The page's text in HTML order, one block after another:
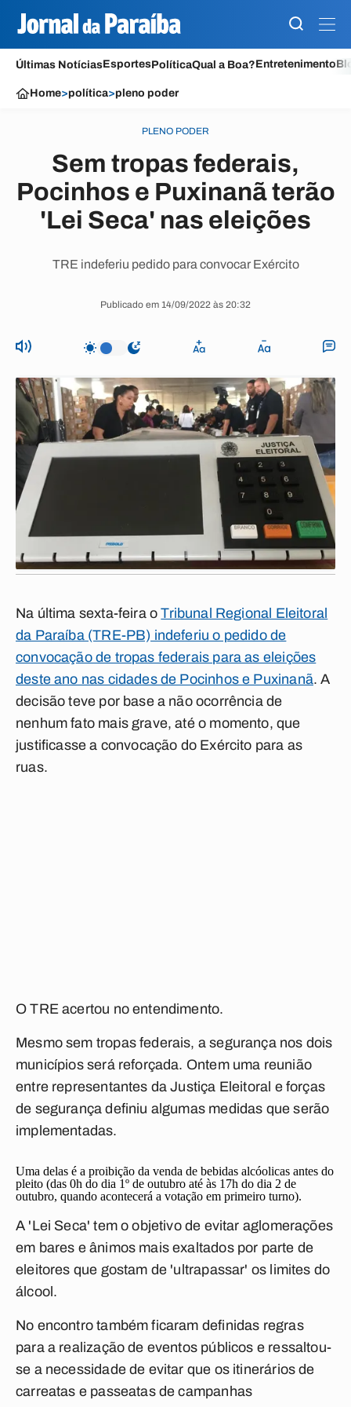
Últimas NotíciasEsportesPolíticaQual a Boa?Entretenimento
Home>política>pleno poder
PLENO PODER
Sem tropas federais,
Pocinhos e Puxinanã terão
'Lei Seca' nas eleições
TRE indeferiu pedido para convocar Exército
Publicado em 14/09/2022 às 20:32
Na última sexta-feira oTribunal Regional Eleitoral
da Paraíba (TRE-PB) indeferiu o pedido de
convocação de tropas federais para as eleições
deste ano nas cidades de Pocinhos e Puxinanã. A
decisão teve por base a não ocorrência de
nenhum fato mais grave, até o momento, que
justificasse a convocação do Exército para as
ruas.
O TRE acertou no entendimento.
Mesmo sem tropas federais, a segurança nos dois
municípios será reforçada. Ontem uma reunião
entre representantes da Justiça Eleitoral e forças
de segurança definiu algumas medidas que serão
implementadas.
Uma delas é a proibição da venda de bebidas alcóolicas antes do
pleito (das 0h do dia 1º de outubro até às 17h do dia 2 de
outubro, quando acontecerá a votação em primeiro turno).
A 'Lei Seca' tem o objetivo de evitar aglomerações
em bares e ânimos mais exaltados por parte de
eleitores que gostam de 'ultrapassar' os limites do
álcool.
No encontro também ficaram definidas regras
para a realização de eventos públicos e ressaltou-
se a necessidade de evitar que os itinerários de
carreatas e passeatas de campanhas